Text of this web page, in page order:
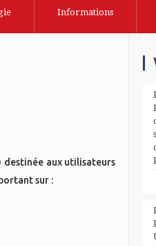
Informations
destinée aux utilisateurs
sur :